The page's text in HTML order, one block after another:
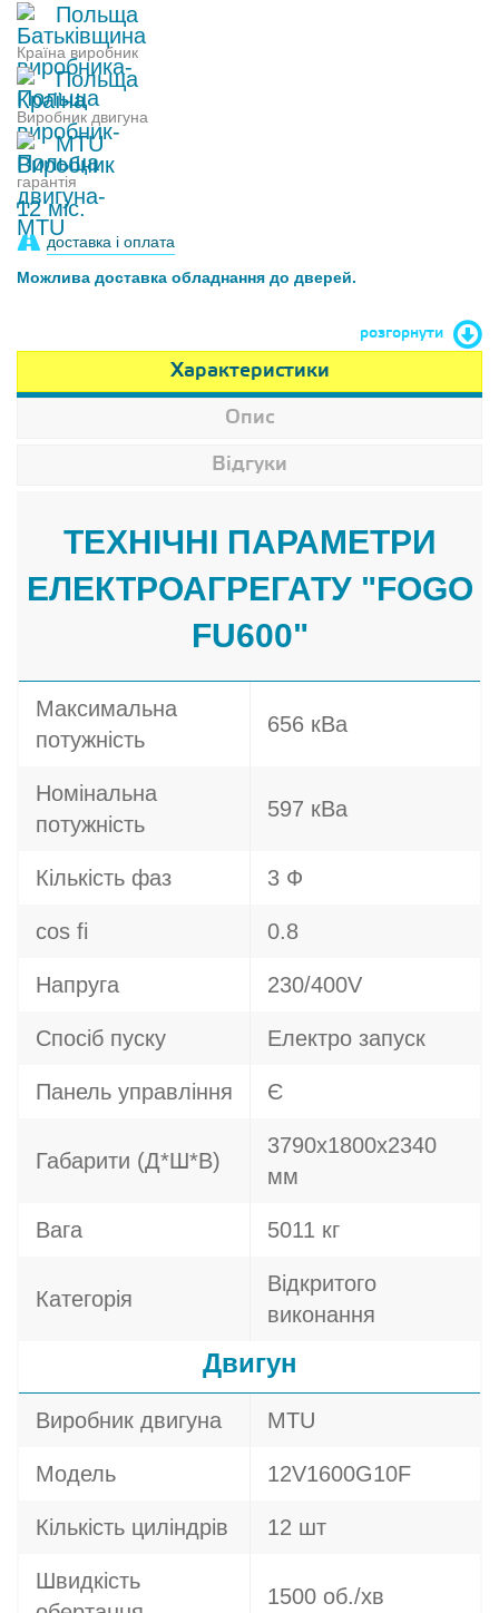
Польща
Країна виробник
Польща
Виробник двигуна
MTU
гарантія
12 міс.
доставка і оплата
Можлива доставка обладнання до дверей.
розгорнути
Характеристики
Опис
Відгуки
ТЕХНІЧНІ ПАРАМЕТРИ
ЕЛЕКТРОАГРЕГАТУ "FOGO
FU600"
Максимальна
потужність
656 кВа
Номінальна
потужність
597 кВа
Кількість фаз 3 Ф
cos fi 0.8
Напруга 230/400V
Спосіб пуску Електро запуск
Панель управління Є
Габарити (Д*Ш*В)
3790х1800х2340
мм
Вага 5011 кг
Категорія
Відкритого
виконання
Двигун
Виробник двигуна MTU
Модель 12V1600G10F
Кількість циліндрів 12 шт
Швидкість
1500 об./хв